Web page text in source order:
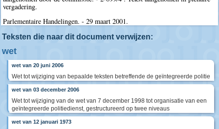
vergadering.
Parlementaire Handelingen. - 29 maart 2001.
Teksten die naar dit document verwijzen:
wet
wet van 20 juni 2006
Wet tot wijziging van bepaalde teksten betreffende de geïntegreerde politie
wet van 03 december 2006
Wet tot wijziging van de wet van 7 december 1998 tot organisatie van een
geïntegreerde politiedienst, gestructureerd op twee niveaus
wet van 12 januari 1973